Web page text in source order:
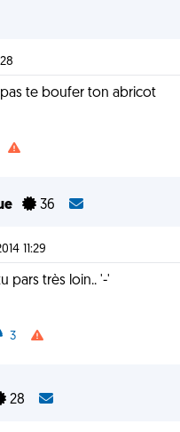
te boufer ton abricot
36
11:29
pars très loin.. '-'
3
28